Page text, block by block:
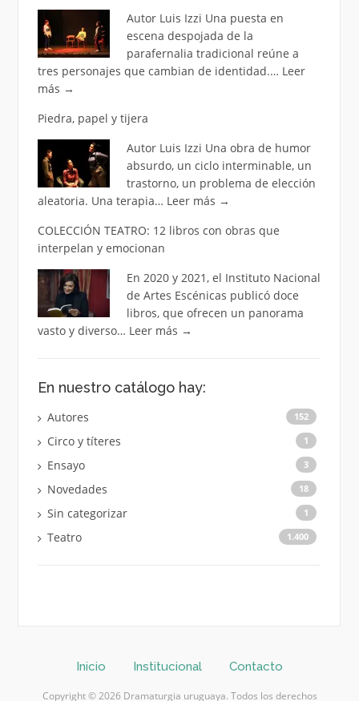
Autor Luis Izzi Una puesta en
escena despojada de la
parafernalia tradicional reúne a
tres personajes que cambian de identidad.… Leer
más →
Piedra, papel y tijera
Autor Luis Izzi Una obra de humor
absurdo, un ciclo interminable, un
trastorno, un problema de elección
aleatoria. Una terapia… Leer más →
COLECCIÓN TEATRO: 12 libros con obras que
interpelan y emocionan
En 2020 y 2021, el Instituto Nacional
de Artes Escénicas publicó doce
libros, que ofrecen un panorama
vasto y diverso… Leer más →
En nuestro catálogo hay:
Autores 152
Circo y títeres 1
Ensayo 3
Novedades 18
Sin categorizar 1
Teatro 1.400
Inicio Institucional Contacto
Copyright © 2026 Dramaturgia uruguaya. Todos los derechos